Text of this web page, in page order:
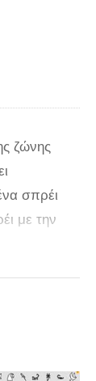
ζώνης
σπρέι
με την
up. To
μία